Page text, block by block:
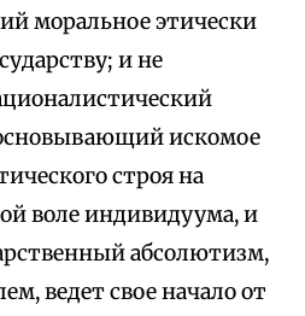
моральное этически
и не
искомое
строя на
воле индивидуума, и
абсолютизм,
ведет свое начало от